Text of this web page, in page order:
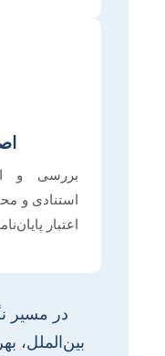
بررسی و
استنادی و
اعتبار
در مسیر
بین‌الملل،